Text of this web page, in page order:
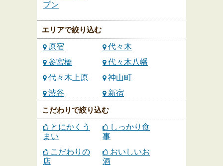
プン
エリアで絞り込む
原宿
代々木
参宮橋
代々木八幡
代々木上原
神山町
渋谷
新宿
こだわりで絞り込む
とにかくう
まい
しっかり食
事
こだわりの
店
おいしいお
酒